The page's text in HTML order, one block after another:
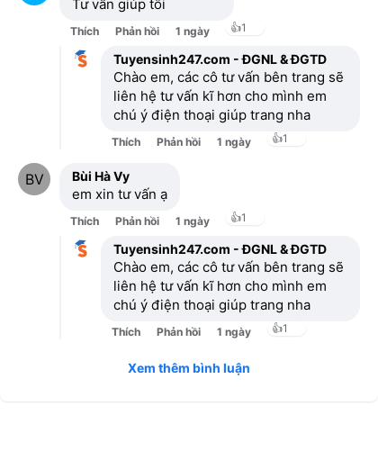
Tư vấn giúp tôi
Thích Phản hồi 1 ngày 👍1
Tuyensinh247.com - ĐGNL & ĐGTD
Chào em, các cô tư vấn bên trang sẽ
liên hệ tư vấn kĩ hơn cho mình em
chú ý điện thoại giúp trang nha
Thích Phản hồi 1 ngày 👍1
Bùi Hà Vy
em xin tư vấn ạ
Thích Phản hồi 1 ngày 👍1
Tuyensinh247.com - ĐGNL & ĐGTD
Chào em, các cô tư vấn bên trang sẽ
liên hệ tư vấn kĩ hơn cho mình em
chú ý điện thoại giúp trang nha
Thích Phản hồi 1 ngày 👍1
Xem thêm bình luận